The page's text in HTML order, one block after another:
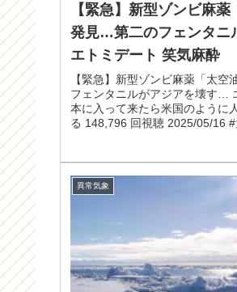
【緊急】新型ゾンビ麻
発見…第二のフェンタニ
エトミデート 笑気麻酔
【緊急】新型ゾンビ麻薬「太
フェンタニルがアジアを壊す…
本に入って来たら米国のように
る 148,796 回視聴 2025/05/16
異常気象